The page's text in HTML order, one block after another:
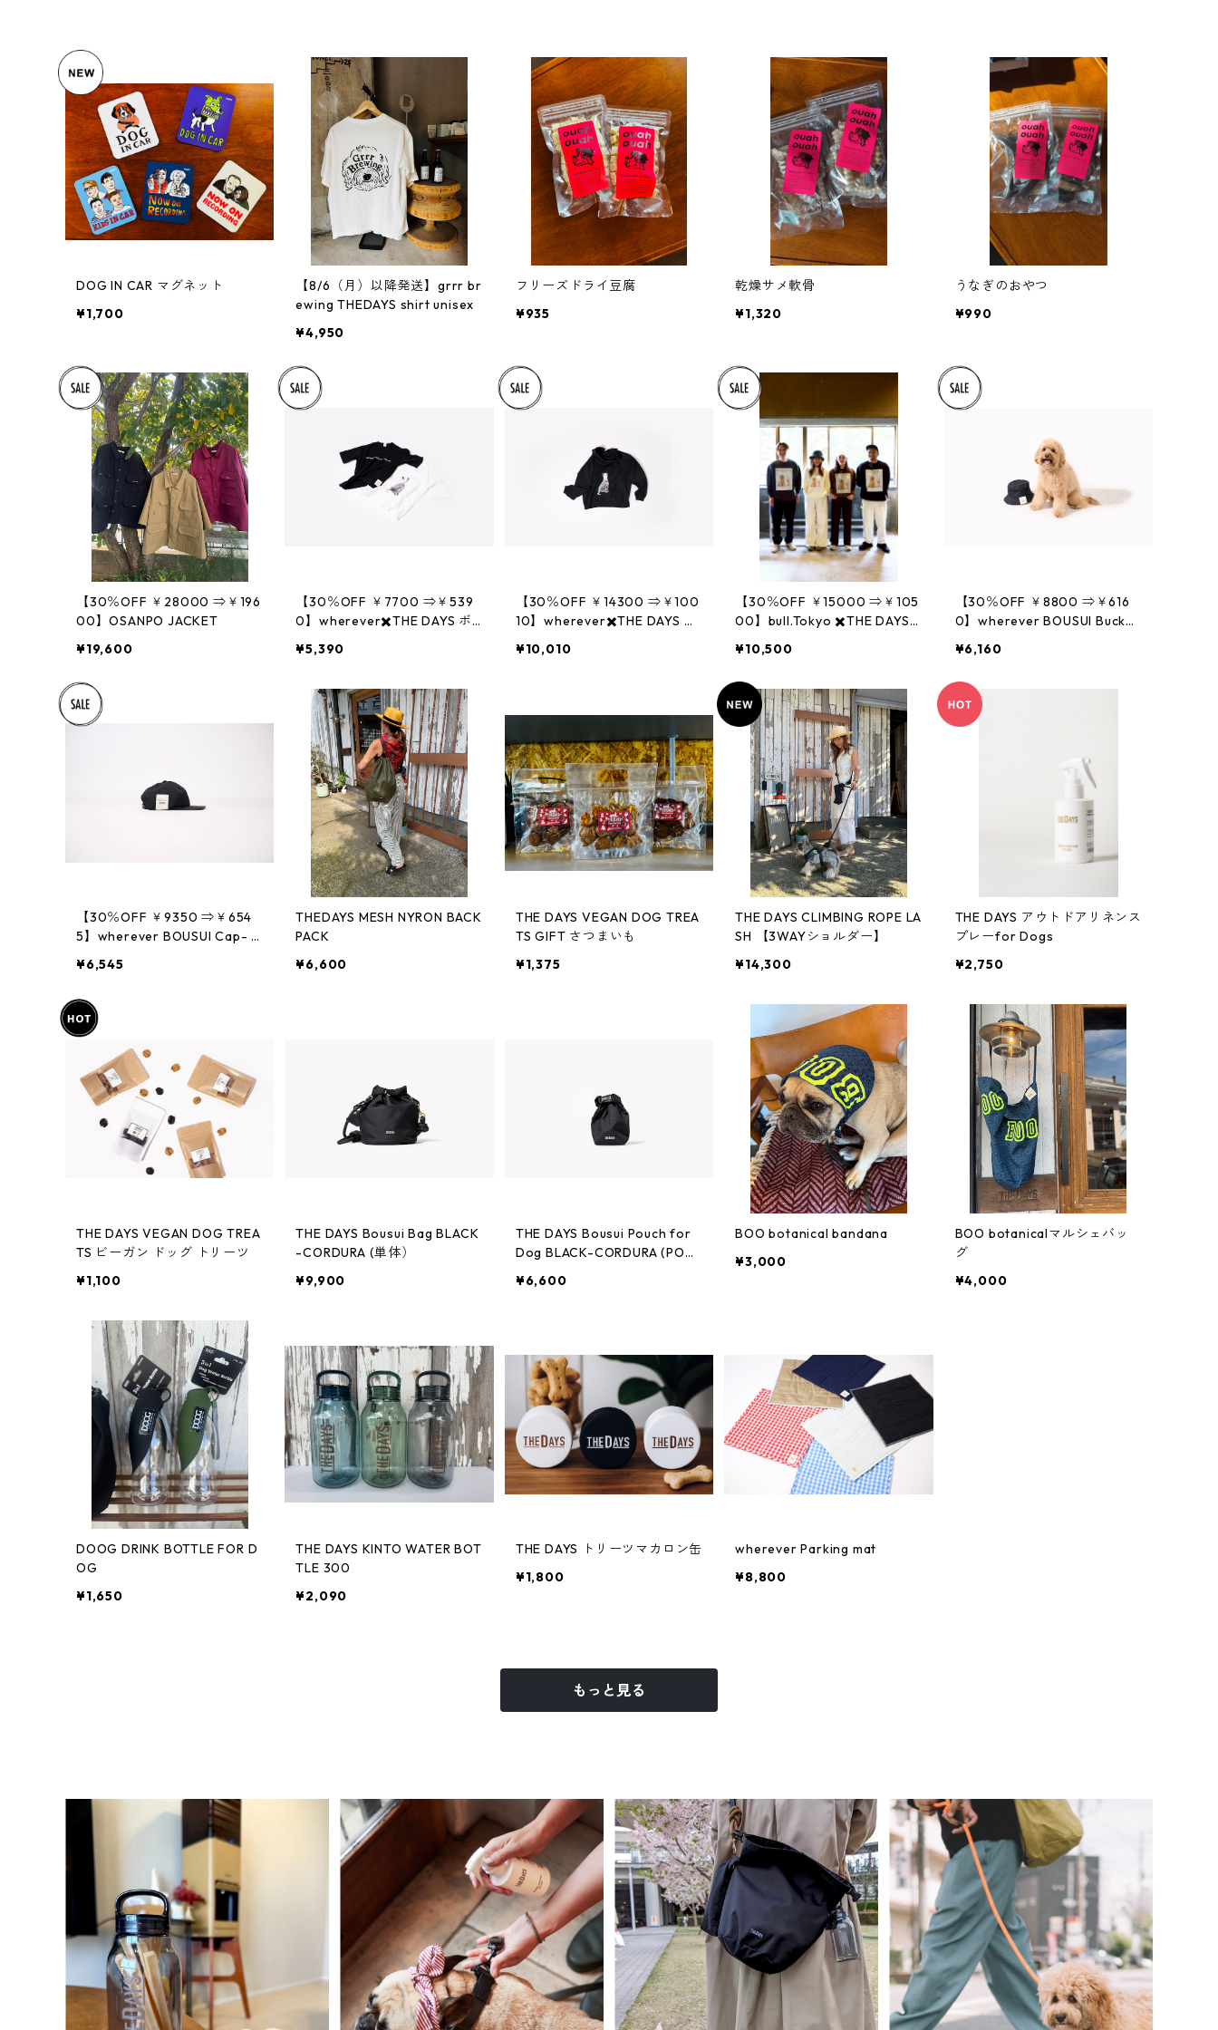
COLOR
TOY
DOG IN CAR マグネット
¥1,700
【8/6（月）以降発送】grrr br
ewing THEDAYS shirt unisex
¥4,950
フリーズドライ豆腐
¥935
乾燥サメ軟骨
¥1,320
うなぎのおやつ
¥990
【30％OFF ￥28000 ⇒￥196
00】OSANPO JACKET
¥19,600
【30％OFF ￥7700 ⇒￥539
0】wherever✖️THE DAYS ボ
ツ
¥5,390
【30％OFF ￥14300 ⇒￥100
10】wherever✖️THE DAYS ボ
ディ
¥10,010
【30％OFF ￥15000 ⇒￥105
00】bull.Tokyo ✖️THE DAYS
サービス
¥10,500
【30％OFF ￥8800 ⇒￥616
0】wherever BOUSUI Bucket
¥6,160
【30％OFF ￥9350 ⇒￥654
5】wherever BOUSUI Cap- C
¥6,545
THEDAYS MESH NYRON BACK
PACK
¥6,600
THE DAYS VEGAN DOG TREA
TS GIFT さつまいも
¥1,375
THE DAYS CLIMBING ROPE LA
SH 【3WAYショルダー】
¥14,300
THE DAYS アウトドアリネンス
プレーfor Dogs
¥2,750
THE DAYS VEGAN DOG TREA
TS ビーガン ドッグ トリーツ
¥1,100
THE DAYS Bousui Bag BLACK
-CORDURA (単体）
¥9,900
THE DAYS Bousui Pouch for
Dog BLACK-CORDURA (POO
¥6,600
BOO botanical bandana
¥3,000
BOO botanicalマルシェバッ
グ
¥4,000
DOOG DRINK BOTTLE FOR D
OG
¥1,650
THE DAYS KINTO WATER BOT
TLE 300
¥2,090
THE DAYS トリーツマカロン缶
¥1,800
wherever Parking mat
¥8,800
もっと見る